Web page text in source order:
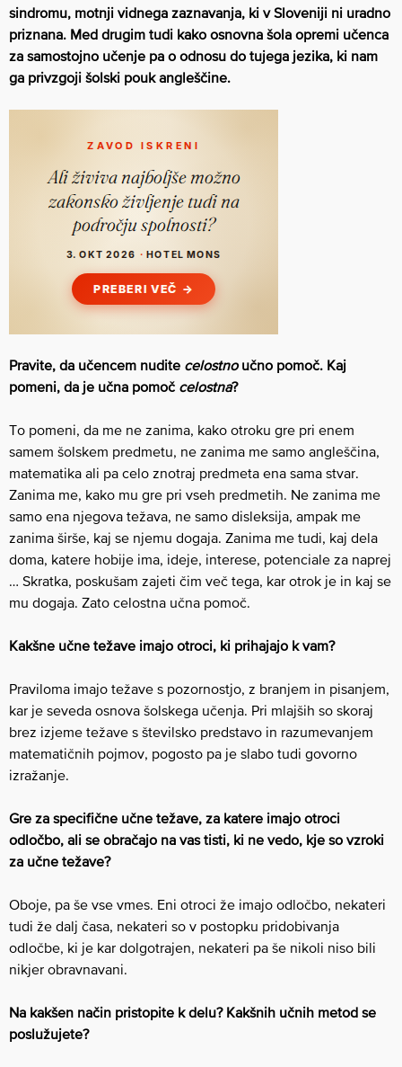
sindromu, motnji vidnega zaznavanja, ki v Sloveniji ni uradno
priznana. Med drugim tudi kako osnovna šola opremi učenca
za samostojno učenje pa o odnosu do tujega jezika, ki nam
ga privzgoji šolski pouk angleščine.
Pravite, da učencem nudite celostnoučno pomoč. Kaj
pomeni, da je učna pomoč celostna?
To pomeni, da me ne zanima, kako otroku gre pri enem
samem šolskem predmetu, ne zanima me samo angleščina,
matematika ali pa celo znotraj predmeta ena sama stvar.
Zanima me, kako mu gre pri vseh predmetih. Ne zanima me
samo ena njegova težava, ne samo disleksija, ampak me
zanima širše, kaj se njemu dogaja. Zanima me tudi, kaj dela
doma, katere hobije ima, ideje, interese, potenciale za naprej
… Skratka, poskušam zajeti čim več tega, kar otrok je in kaj se
mu dogaja. Zato celostna učna pomoč.
Kakšne učne težave imajo otroci, ki prihajajo k vam?
Praviloma imajo težave s pozornostjo, z branjem in pisanjem,
kar je seveda osnova šolskega učenja. Pri mlajših so skoraj
brez izjeme težave s številsko predstavo in razumevanjem
matematičnih pojmov, pogosto pa je slabo tudi govorno
izražanje.
Gre za specifične učne težave, za katere imajo otroci
odločbo, ali se obračajo na vas tisti, ki ne vedo, kje so vzroki
za učne težave?
Oboje, pa še vse vmes. Eni otroci že imajo odločbo, nekateri
tudi že dalj časa, nekateri so v postopku pridobivanja
odločbe, ki je kar dolgotrajen, nekateri pa še nikoli niso bili
nikjer obravnavani.
Na kakšen način pristopite k delu? Kakšnih učnih metod se
poslužujete?